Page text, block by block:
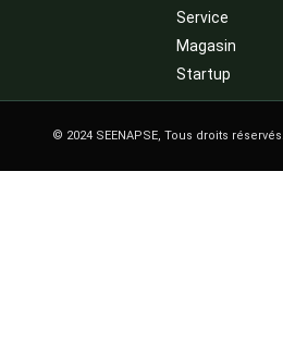
Service
Magasin
Startup
© 2024 SEENAPSE, Tous droits